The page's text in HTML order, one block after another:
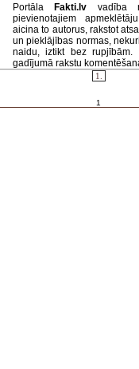
Portāla Fakti.lv vadība
pievienotajiem
aicina to autorus, rakstot
un pieklājības normas,
naidu, iztikt bez rupjībām.
gadījumā rakstu
1.
1